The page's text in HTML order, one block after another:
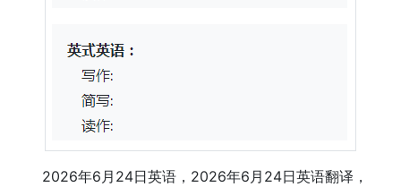
2026年6月24日英语，2026年6月24日英语翻译，